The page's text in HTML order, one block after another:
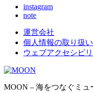
instagram
note
運営会社
個人情報の取り扱
ウェブアクセシビ
MOON – 海をつなぐミュ